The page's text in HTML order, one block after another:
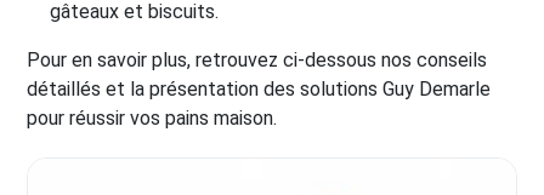
gâteaux et biscuits.
Pour en savoir plus, retrouvez ci-dessous nos conseils
détaillés et la présentation des solutions Guy Demarle
pour réussir vos pains maison.